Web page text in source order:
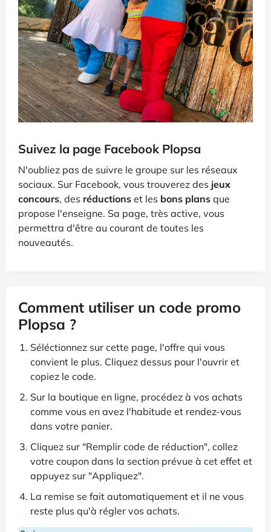
Suivez la page Facebook Plopsa
N'oubliez pas de suivre le groupe sur les réseaux
sociaux. Sur Facebook, vous trouverez des jeux
concours, des réductions et les bons plans que
propose l'enseigne. Sa page, très active, vous
permettra d'être au courant de toutes les
nouveautés.
Comment utiliser un code promo
Plopsa ?
Séléctionnez sur cette page, l'offre qui vous
convient le plus. Cliquez dessus pour l'ouvrir et
copiez le code.
Sur la boutique en ligne, procédez à vos achats
comme vous en avez l'habitude et rendez-vous
dans votre panier.
Cliquez sur "Remplir code de réduction", collez
votre coupon dans la section prévue à cet effet et
appuyez sur "Appliquez".
La remise se fait automatiquement et il ne vous
reste plus qu'à régler vos achats.